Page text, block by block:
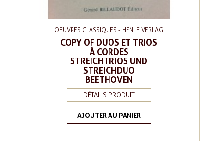
OEUVRES CLASSIQUES - HENLE VERLAG
COPY OF DUOS ET TRIOS
À CORDES
STREICHTRIOS UND
STREICHDUO
BEETHOVEN
DÉTAILS PRODUIT
AJOUTER AU PANIER